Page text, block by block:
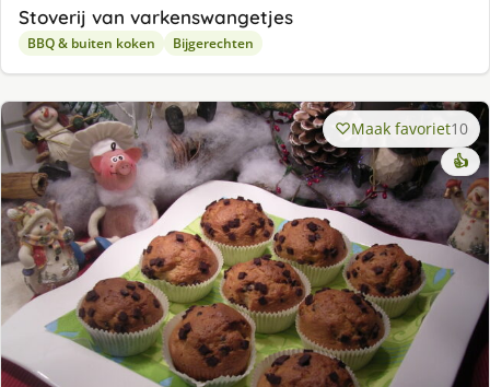
Stoverij van varkenswangetjes
BBQ & buiten koken Bijgerechten
Maak favoriet10
👍